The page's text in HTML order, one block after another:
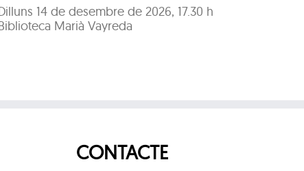
14 de desembre de 2026, 17.30 h
Marià Vayreda
CONTACTE